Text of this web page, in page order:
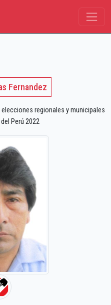
Fernandez
elecciones regionales y municipales
Perú 2022